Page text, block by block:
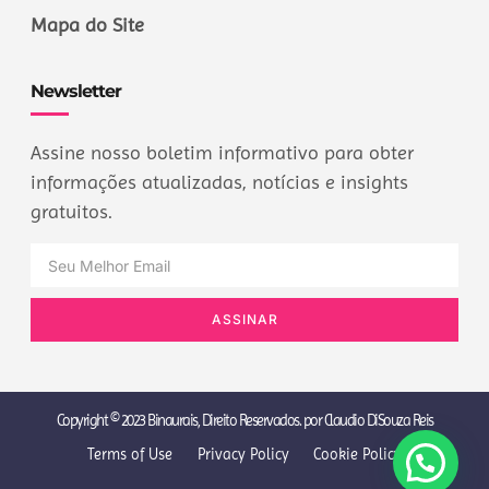
Mapa do Site
Newsletter
Assine nosso boletim informativo para obter
informações atualizadas, notícias e insights
gratuitos.
ASSINAR
Copyright © 2023 Binaurais, Direito Reservados. por Claudio DiSouza Reis
Terms of Use
Privacy Policy Cookie Policy